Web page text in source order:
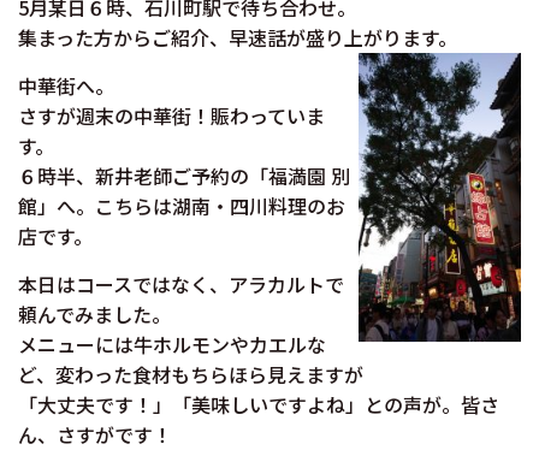
5月某日６時、石川町駅で待ち合わせ。
集まった方からご紹介、早速話が盛り上がります。
中華街へ。
さすが週末の中華街！賑わっていま
す。
６時半、新井老師ご予約の「福満園 別
館」へ。こちらは湖南・四川料理のお
店です。
本日はコースではなく、アラカルトで
頼んでみました。
メニューには牛ホルモンやカエルな
ど、変わった食材もちらほら見えますが
「大丈夫です！」「美味しいですよね」との声が。皆さ
ん、さすがです！